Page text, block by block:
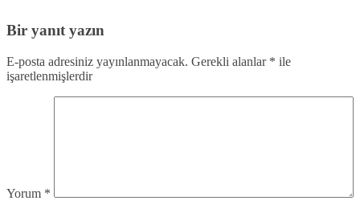
Bir yanıt yazın
E-posta adresiniz yayınlanmayacak. Gerekli alanlar * ile
işaretlenmişlerdir
Yorum *